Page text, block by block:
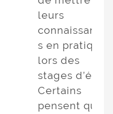
leurs
connaissance
s en pratique
lors des
stages d’été.
Certains
pensent que